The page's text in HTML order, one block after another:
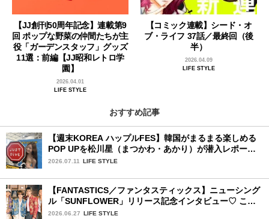
【JJ創刊50周年記念】連載第9
回 ポップな野菜の仲間たちが主
役「ガーデンスタッフ」グッズ
11選：前編【JJ昭和レトロ学
園】
2026.04.01
LIFE STYLE
【コミック連載】シード・オ
ブ・ライフ 37話／最終回（後
半）
2026.04.09
LIFE STYLE
おすすめ記事
【週末KOREA ハップルFES】韓国がまるまる楽しめる
POP UPを松川星（まつかわ・あかり）が潜入レポート
♡
2026.07.11 LIFE STYLE
【FANTASTICS／ファンタスティックス】ニューシング
ル「SUNFLOWER」リリース記念インタビュー♡ この
夏楽しみにしていることは？
2026.06.27 LIFE STYLE